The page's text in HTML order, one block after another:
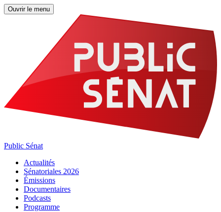
Ouvrir le menu
Public Sénat
Actualités
Sénatoriales 2026
Émissions
Documentaires
Podcasts
Programme